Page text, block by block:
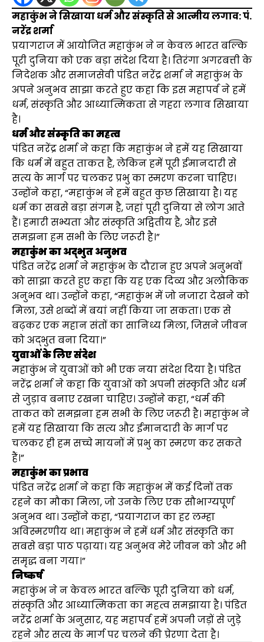
महाकुंभ ने सिखाया धर्म और संस्कृति से आत्मीय लगाव: पं.
नरेंद्र शर्मा
प्रयागराज में आयोजित महाकुंभ ने न केवल भारत बल्कि
पूरी दुनिया को एक बड़ा संदेश दिया है। तिरंगा अगरबत्ती के
निदेशक और समाजसेवी पंडित नरेंद्र शर्मा ने महाकुंभ के
अपने अनुभव साझा करते हुए कहा कि इस महापर्व ने हमें
धर्म, संस्कृति और आध्यात्मिकता से गहरा लगाव सिखाया
है।
धर्म और संस्कृति का महत्व
पंडित नरेंद्र शर्मा ने कहा कि महाकुंभ ने हमें यह सिखाया
कि धर्म में बहुत ताकत है, लेकिन हमें पूरी ईमानदारी से
सत्य के मार्ग पर चलकर प्रभु का स्मरण करना चाहिए।
उन्होंने कहा, “महाकुंभ ने हमें बहुत कुछ सिखाया है। यह
धर्म का सबसे बड़ा संगम है, जहां पूरी दुनिया से लोग आते
हैं। हमारी सभ्यता और संस्कृति अद्वितीय है, और इसे
समझना हम सभी के लिए जरूरी है।”
महाकुंभ का अद्भुत अनुभव
पंडित नरेंद्र शर्मा ने महाकुंभ के दौरान हुए अपने अनुभवों
को साझा करते हुए कहा कि यह एक दिव्य और अलौकिक
अनुभव था। उन्होंने कहा, “महाकुंभ में जो नजारा देखने को
मिला, उसे शब्दों में बयां नहीं किया जा सकता। एक से
बढ़कर एक महान संतों का सानिध्य मिला, जिसने जीवन
को अद्भुत बना दिया।”
युवाओं के लिए संदेश
महाकुंभ ने युवाओं को भी एक नया संदेश दिया है। पंडित
नरेंद्र शर्मा ने कहा कि युवाओं को अपनी संस्कृति और धर्म
से जुड़ाव बनाए रखना चाहिए। उन्होंने कहा, “धर्म की
ताकत को समझना हम सभी के लिए जरूरी है। महाकुंभ ने
हमें यह सिखाया कि सत्य और ईमानदारी के मार्ग पर
चलकर ही हम सच्चे मायनों में प्रभु का स्मरण कर सकते
हैं।”
महाकुंभ का प्रभाव
पंडित नरेंद्र शर्मा ने कहा कि महाकुंभ में कई दिनों तक
रहने का मौका मिला, जो उनके लिए एक सौभाग्यपूर्ण
अनुभव था। उन्होंने कहा, “प्रयागराज का हर लम्हा
अविस्मरणीय था। महाकुंभ ने हमें धर्म और संस्कृति का
सबसे बड़ा पाठ पढ़ाया। यह अनुभव मेरे जीवन को और भी
समृद्ध बना गया।”
निष्कर्ष
महाकुंभ ने न केवल भारत बल्कि पूरी दुनिया को धर्म,
संस्कृति और आध्यात्मिकता का महत्व समझाया है। पंडित
नरेंद्र शर्मा के अनुसार, यह महापर्व हमें अपनी जड़ों से जुड़े
रहने और सत्य के मार्ग पर चलने की प्रेरणा देता है।